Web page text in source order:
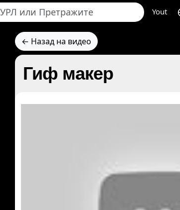
Yout
← Назад на видео
Гиф макер